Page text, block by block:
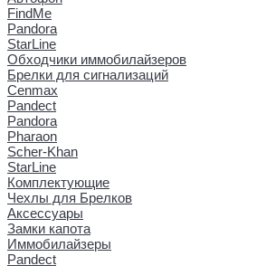
FindMe
Pandora
StarLine
Обходчики иммобилайзеров
Брелки для сигнализаций
Cenmax
Pandect
Pandora
Pharaon
Scher-Khan
StarLine
Комплектующие
Чехлы для Брелков
Аксессуары
Замки капота
Иммобилайзеры
Pandect